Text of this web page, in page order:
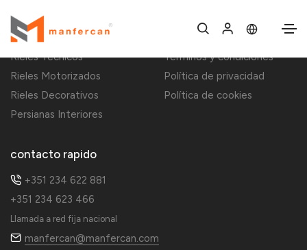
Decoración del hogar
Rieles Técnicos
Rieles Motorizados
Rieles Decorativos
Persianas Interiores
Información
Términos y condiciones
Política de privacidad
Política de cookies
contacto rapido
+351 234 622 881
+351 234 623 466
Llamada a red fija nacional
manfercan@manfercan.com